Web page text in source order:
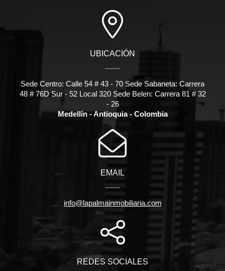
UBICACIÓN
Sede Centro: Calle 54 # 43 - 70 Sede Sabaneta: Carrera
48 # 76D Sur - 52 Local 320 Sede Belen: Carrera 81 # 32
- 26
Medellín - Antioquia - Colombia
EMAIL
info@lapalmainmobiliaria.com
REDES SOCIALES